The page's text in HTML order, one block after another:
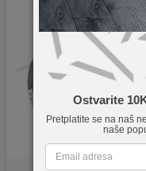
Ostvarite
Pretplatite se na naš
naše